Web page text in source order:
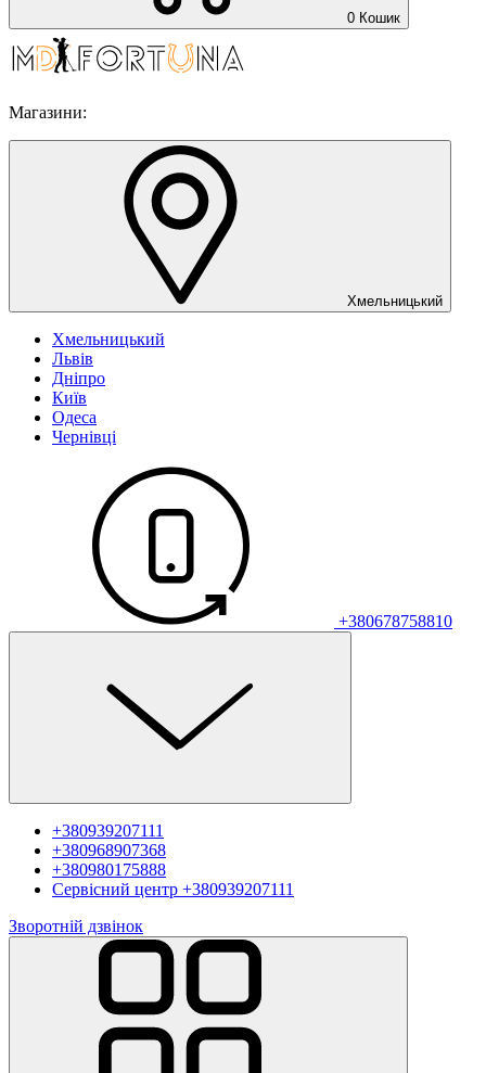
0 Кошик
Магазини:
Хмельницький
Хмельницький
Львів
Дніпро
Київ
Одеса
Чернівці
+380678758810
+380939207111
+380968907368
+380980175888
Сервісний центр +380939207111
Зворотній дзвінок